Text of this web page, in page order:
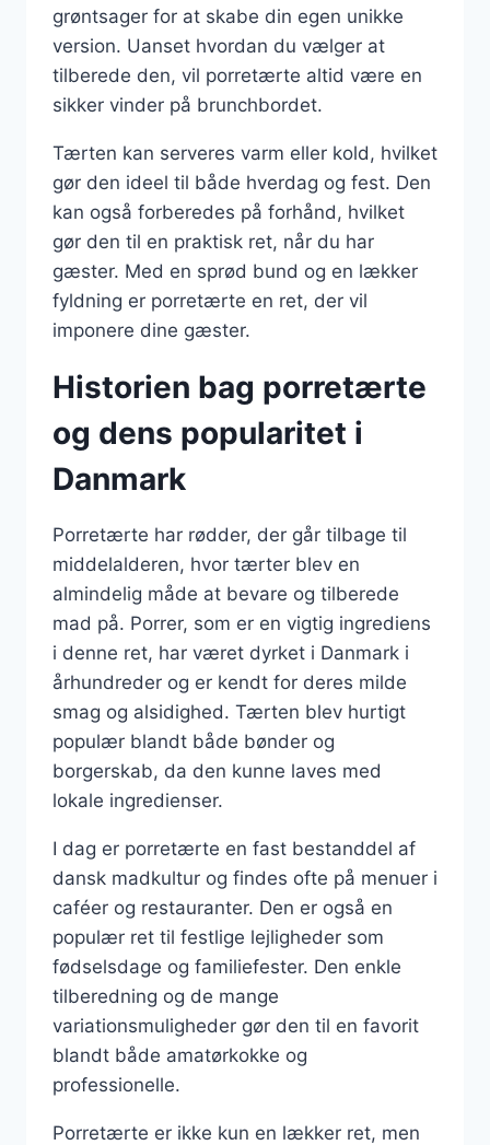
grøntsager for at skabe din egen unikke
version. Uanset hvordan du vælger at
tilberede den, vil porretærte altid være en
sikker vinder på brunchbordet.
Tærten kan serveres varm eller kold, hvilket
gør den ideel til både hverdag og fest. Den
kan også forberedes på forhånd, hvilket
gør den til en praktisk ret, når du har
gæster. Med en sprød bund og en lækker
fyldning er porretærte en ret, der vil
imponere dine gæster.
Historien bag porretærte
og dens popularitet i
Danmark
Porretærte har rødder, der går tilbage til
middelalderen, hvor tærter blev en
almindelig måde at bevare og tilberede
mad på. Porrer, som er en vigtig ingrediens
i denne ret, har været dyrket i Danmark i
århundreder og er kendt for deres milde
smag og alsidighed. Tærten blev hurtigt
populær blandt både bønder og
borgerskab, da den kunne laves med
lokale ingredienser.
I dag er porretærte en fast bestanddel af
dansk madkultur og findes ofte på menuer i
caféer og restauranter. Den er også en
populær ret til festlige lejligheder som
fødselsdage og familiefester. Den enkle
tilberedning og de mange
variationsmuligheder gør den til en favorit
blandt både amatørkokke og
professionelle.
Porretærte er ikke kun en lækker ret, men